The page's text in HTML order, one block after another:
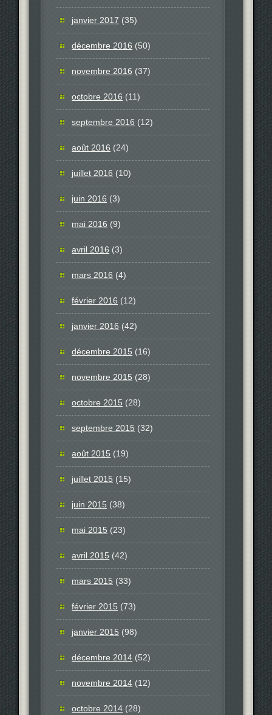
janvier 2017 (35)
décembre 2016 (50)
novembre 2016 (37)
octobre 2016 (11)
septembre 2016 (12)
août 2016 (24)
juillet 2016 (10)
juin 2016 (3)
mai 2016 (9)
avril 2016 (3)
mars 2016 (4)
février 2016 (12)
janvier 2016 (42)
décembre 2015 (16)
novembre 2015 (28)
octobre 2015 (28)
septembre 2015 (32)
août 2015 (19)
juillet 2015 (15)
juin 2015 (38)
mai 2015 (23)
avril 2015 (42)
mars 2015 (33)
février 2015 (73)
janvier 2015 (98)
décembre 2014 (52)
novembre 2014 (12)
octobre 2014 (28)